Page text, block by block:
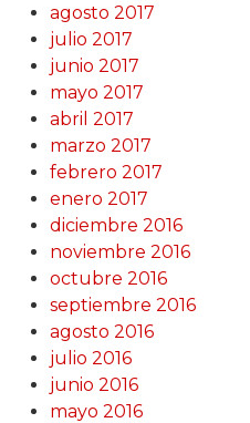
agosto 2017
julio 2017
junio 2017
mayo 2017
abril 2017
marzo 2017
febrero 2017
enero 2017
diciembre 2016
noviembre 2016
octubre 2016
septiembre 2016
agosto 2016
julio 2016
junio 2016
mayo 2016